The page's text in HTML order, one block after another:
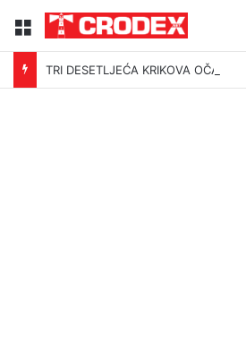
Menu
TRI DESETLJEĆA KRIKOVA OČAJNIKA